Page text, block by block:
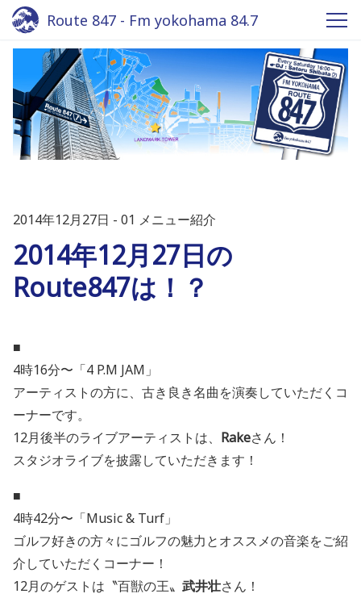
Route 847 - Fm yokohama 84.7
2014年12月27日 01 メニュー紹介
2014年12月27日の
Route847は！？
■
4時16分〜「4 P.M JAM」
アーティストの方に、古き良き名曲を演奏していただくコ
ーナーです。
12月後半のライブアーティストは、 Rakeさん！
スタジオライブを披露していただきます！
■
4時42分〜「Music & Turf」
ゴルフ好きの方々にゴルフの魅力とオススメの音楽をご紹
介していただくコーナー！
12月のゲストは〝百獣の王〟 武井壮さん！